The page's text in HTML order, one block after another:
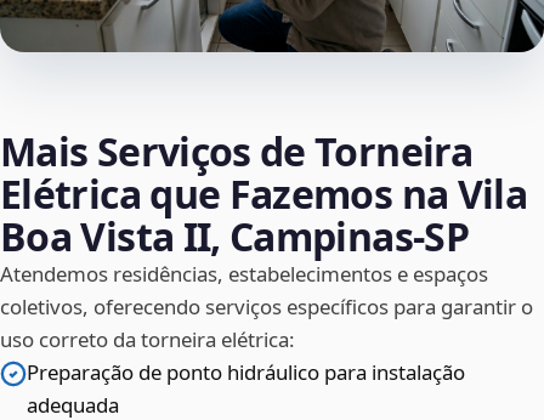
Mais Serviços de Torneira
Elétrica que Fazemos na Vila
Boa Vista II, Campinas‑SP
Atendemos residências, estabelecimentos e espaços
coletivos, oferecendo serviços específicos para garantir o
uso correto da torneira elétrica:
Preparação de ponto hidráulico para instalação
adequada